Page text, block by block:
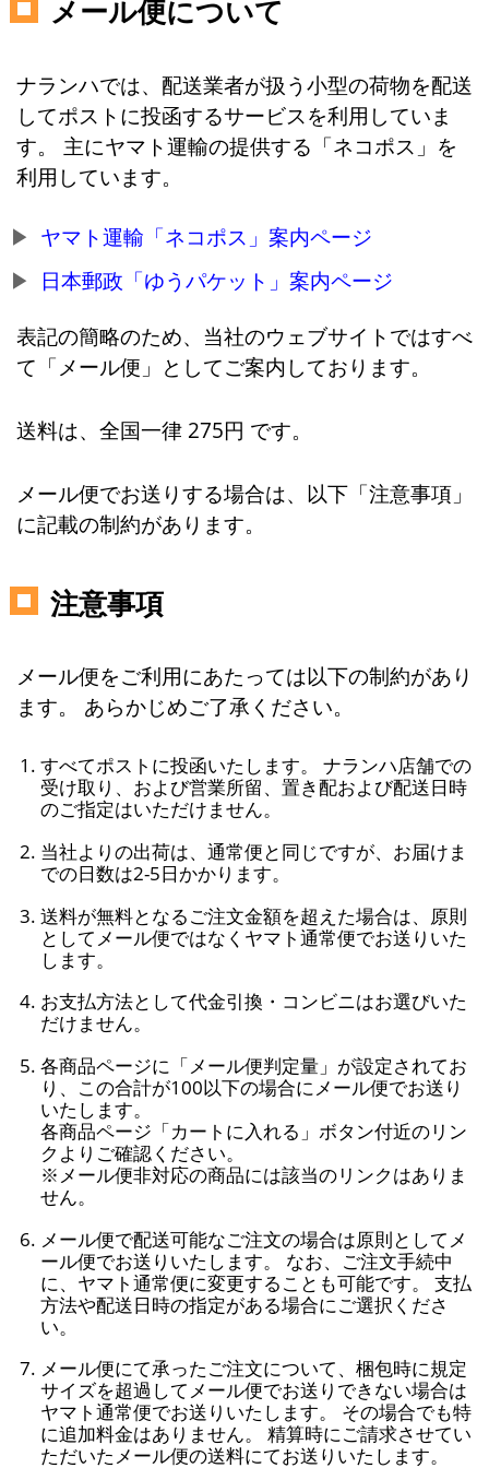
メール便について
ナランハでは、配送業者が扱う小型の荷物を配送
してポストに投函するサービスを利用していま
す。 主にヤマト運輸の提供する「ネコポス」を
利用しています。
ヤマト運輸「ネコポス」案内ページ
日本郵政「ゆうパケット」案内ページ
表記の簡略のため、当社のウェブサイトではすべ
て「メール便」としてご案内しております。
送料は、全国一律 275円 です。
メール便でお送りする場合は、以下「注意事項」
に記載の制約があります。
注意事項
メール便をご利用にあたっては以下の制約があり
ます。 あらかじめご了承ください。
すべてポストに投函いたします。 ナランハ店舗での
受け取り、および営業所留、置き配および配送日時
のご指定はいただけません。
当社よりの出荷は、通常便と同じですが、お届けま
での日数は2-5日かかります。
送料が無料となるご注文金額を超えた場合は、原則
としてメール便ではなくヤマト通常便でお送りいた
します。
お支払方法として代金引換・コンビニはお選びいた
だけません。
各商品ページに「メール便判定量」が設定されてお
り、この合計が100以下の場合にメール便でお送り
いたします。
各商品ページ「カートに入れる」ボタン付近のリン
クよりご確認ください。
※メール便非対応の商品には該当のリンクはありま
せん。
メール便で配送可能なご注文の場合は原則としてメ
ール便でお送りいたします。 なお、ご注文手続中
に、ヤマト通常便に変更することも可能です。 支払
方法や配送日時の指定がある場合にご選択くださ
い。
メール便にて承ったご注文について、梱包時に規定
サイズを超過してメール便でお送りできない場合は
ヤマト通常便でお送りいたします。 その場合でも特
に追加料金はありません。 精算時にご請求させてい
ただいたメール便の送料にてお送りいたします。